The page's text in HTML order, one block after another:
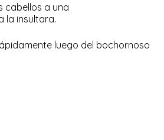
cabellos a una
la insultara.
luego del bochornoso